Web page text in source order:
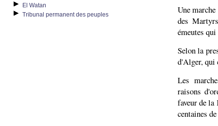
El Watan
Tribunal permanent des peuples
Une
des
émeutes
Selon la
d'Alger, qui
Les
raisons
faveur de
centaines